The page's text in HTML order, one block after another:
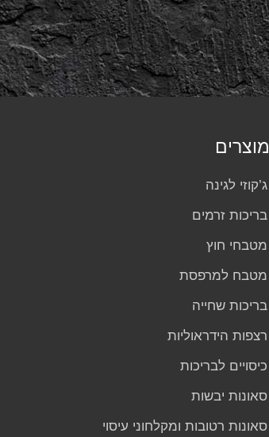
מוצרים
ג’קוזי לגינה
בריכות זרמים
מטבחי חוץ
מטבח למרפסת
בריכות שחייה
רצפות הידראוליות
כיסויים לבריכות
סאונות יבשות
סאונות רטובות ומקלחוני עיסוי